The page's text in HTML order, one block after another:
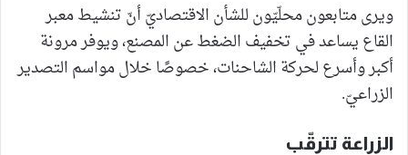
ويرى متابعون محلّيّون للشأن الاقتصاديّ أنّ تنشيط معبر
القاع يساعد في تخفيف الضغط عن المصنع، ويوفر مرونة
أكبر وأسرع لحركة الشاحنات، خصوصًا خلال مواسم التصدير
الزراعيّ.
الزراعة تترقّب